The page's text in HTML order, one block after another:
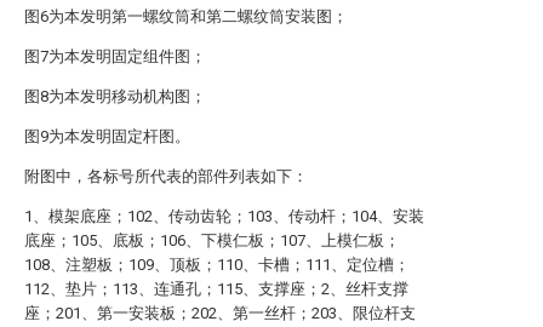
图6为本发明第一螺纹筒和第二螺纹筒安装图；
图7为本发明固定组件图；
图8为本发明移动机构图；
图9为本发明固定杆图。
附图中，各标号所代表的部件列表如下：
1、模架底座；102、传动齿轮；103、传动杆；104、安装
底座；105、底板；106、下模仁板；107、上模仁板；
108、注塑板；109、顶板；110、卡槽；111、定位槽；
112、垫片；113、连通孔；115、支撑座；2、丝杆支撑
座；201、第一安装板；202、第一丝杆；203、限位杆支